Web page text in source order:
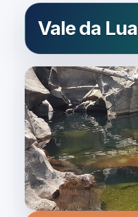
Vale da Lua